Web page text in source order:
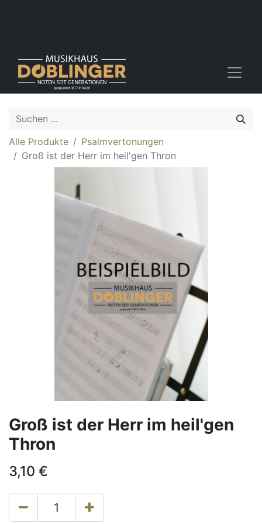
Alle Produkte
Psalmvertonungen
Groß ist der Herr im heil'gen Thron
Groß ist der Herr im heil'gen
Thron
3,10 €